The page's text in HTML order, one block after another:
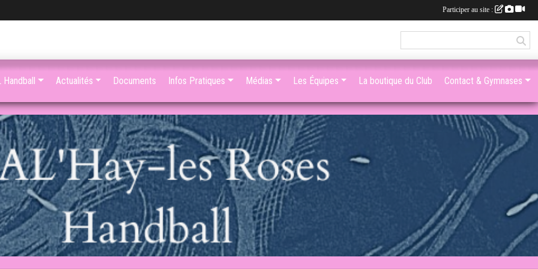
Handball Actualités Documents Infos Pratiques Médias Les Équipes La boutique du Club Contact & Gymnases
Participer au site :